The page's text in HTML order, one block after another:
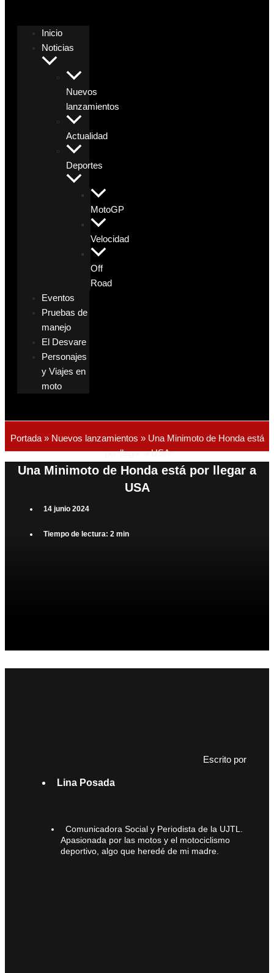
Inicio
Noticias
Nuevos
lanzamientos
Actualidad
Deportes
MotoGP
Velocidad
Off
Road
Eventos
Pruebas de
manejo
El Desvare
Personajes
y Viajes en
moto
Portada» Nuevos lanzamientos » Una Minimoto de Honda está
por llegar a USA
Una Minimoto de Honda está por llegar a
USA
14 junio 2024
Tiempo de lectura: 2 min
Escrito por
Lina Posada
Comunicadora Social y Periodista de la UJTL.
Apasionada por las motos y el motociclismo
deportivo, algo que heredé de mi madre.